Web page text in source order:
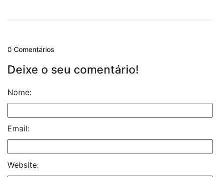
0 Comentários
Deixe o seu comentário!
Nome:
Email:
Website: